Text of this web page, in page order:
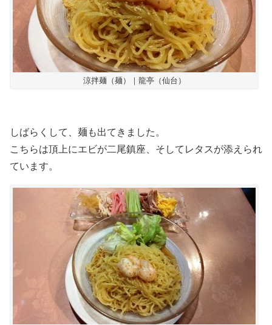
涼拌麺（麺）｜龍亭（仙台）
しばらくして、麺も出てきました。
こちらは頂上にエビが二尾鎮座、そしてレタスが添えられ
ています。